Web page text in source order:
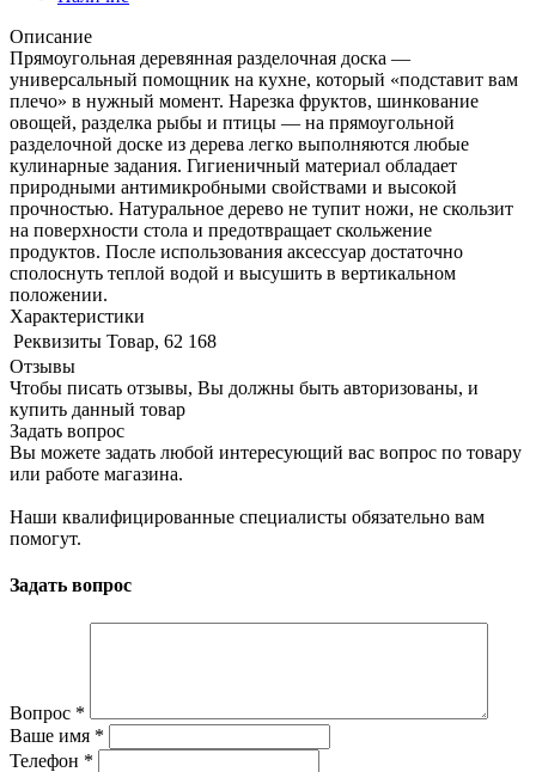
Описание
Прямоугольная деревянная разделочная доска —
универсальный помощник на кухне, который «подставит вам
плечо» в нужный момент. Нарезка фруктов, шинкование
овощей, разделка рыбы и птицы — на прямоугольной
разделочной доске из дерева легко выполняются любые
кулинарные задания. Гигиеничный материал обладает
природными антимикробными свойствами и высокой
прочностью. Натуральное дерево не тупит ножи, не скользит
на поверхности стола и предотвращает скольжение
продуктов. После использования аксессуар достаточно
сполоснуть теплой водой и высушить в вертикальном
положении.
Характеристики
Реквизиты Товар, 62 168
Отзывы
Чтобы писать отзывы, Вы должны быть авторизованы, и
купить данный товар
Задать вопрос
Вы можете задать любой интересующий вас вопрос по товару
или работе магазина.
Наши квалифицированные специалисты обязательно вам
помогут.
Задать вопрос
Вопрос *
Ваше имя *
Телефон *